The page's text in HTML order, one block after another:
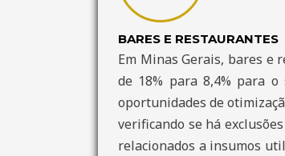
BARES E RESTAURANTES
Em Minas Gerais, bares e
de 18% para 8,4% para
oportunidades de
verificando se há
relacionados a insumos